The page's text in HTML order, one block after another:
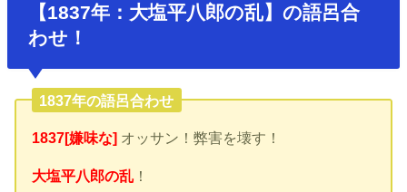
【1837年：大塩平八郎の乱】の語呂合
わせ！
1837年の語呂合わせ
1837[嫌味な] オッサン！弊害を壊す！
大塩平八郎の乱 ！